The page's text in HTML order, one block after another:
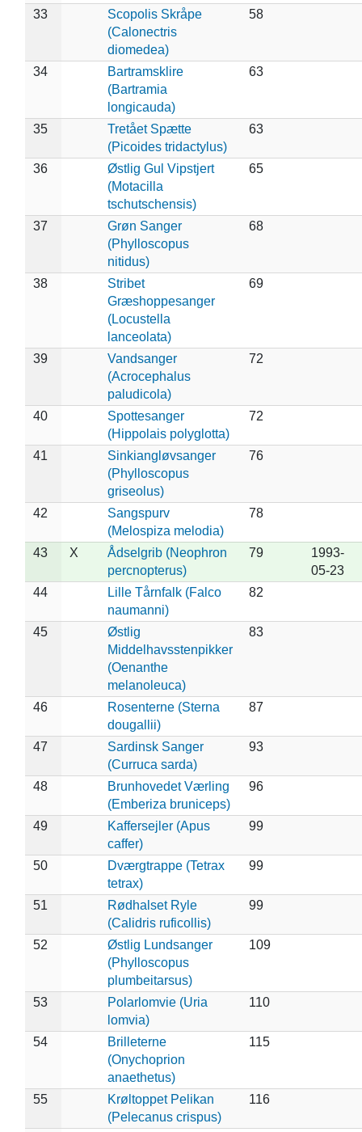
33
Scopolis Skråpe
(Calonectris
diomedea)
58
34
Bartramsklire
(Bartramia
longicauda)
63
35
Tretået Spætte
(Picoides tridactylus)
63
36
Østlig Gul Vipstjert
(Motacilla
tschutschensis)
65
37
Grøn Sanger
(Phylloscopus
nitidus)
68
38
Stribet
Græshoppesanger
(Locustella
lanceolata)
69
39
Vandsanger
(Acrocephalus
paludicola)
72
40
Spottesanger
(Hippolais polyglotta)
72
41
Sinkiangløvsanger
(Phylloscopus
griseolus)
76
42
Sangspurv
(Melospiza melodia)
78
43 X
Ådselgrib (Neophron
percnopterus)
79
1993-
05-23
44
Lille Tårnfalk (Falco
naumanni)
82
45
Østlig
Middelhavsstenpikker
(Oenanthe
melanoleuca)
83
46
Rosenterne (Sterna
dougallii)
87
47
Sardinsk Sanger
(Curruca sarda)
93
48
Brunhovedet Værling
(Emberiza bruniceps)
96
49
Kaffersejler (Apus
caffer)
99
50
Dværgtrappe (Tetrax
tetrax)
99
51
Rødhalset Ryle
(Calidris ruficollis)
99
52
Østlig Lundsanger
(Phylloscopus
plumbeitarsus)
109
53
Polarlomvie (Uria
lomvia)
110
54
Brilleterne
(Onychoprion
anaethetus)
115
55
Krøltoppet Pelikan
(Pelecanus crispus)
116